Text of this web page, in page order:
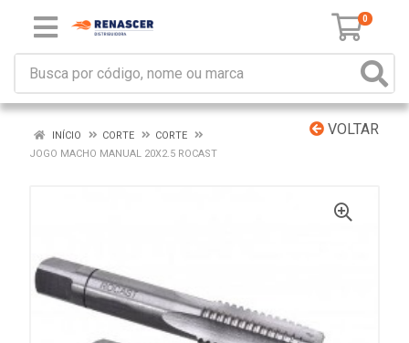
0
VOLTAR
INÍCIO CORTE
CORTE
JOGO MACHO MANUAL 20X2.5 ROCAST